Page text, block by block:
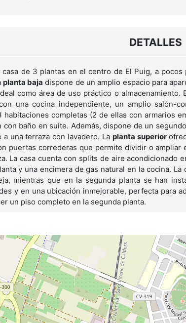
DETALLES
casa de 3 plantas en el centro de El Puig, a
planta baja dispone de un amplio espacio para
como área de uso práctico o almacenamiento.
una cocina independiente, un amplio salón-
habitaciones completas (2 de ellas con armarios
con baño en suite. Además, dispone de un
a una terraza con lavadero. La planta superior
puertas correderas que permite dividir o ampliar
La casa cuenta con splits de aire acondicionado
y una encimera de gas natural en la cocina.
mientras que en la segunda planta se han
y en una ubicación inmejorable, perfecta para
un piso completo en la segunda planta.